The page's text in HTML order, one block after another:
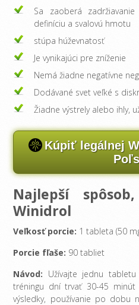
Sa zaoberá
definíciu a svalovú hmotu
stúpa húževnatosť
Je vynikajúci pre zníženie
Nemá žiadne negatívne
Dodávané svet veľké s
Žiadne výstrely alebo ihly,
Kúpiť legálnej
Najlepší
Winidrol
Veľkosť porcie: 1 tableta (50
Porcie fľaše: 90 tabliet
Návod: Užívajte jednu
tréningu dní trvať 30-45
výsledky, používanie po dobu